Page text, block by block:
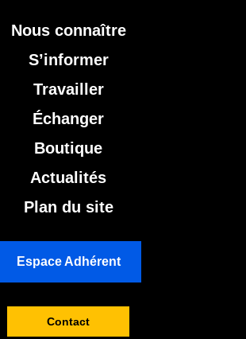
Nous connaître
S’informer
Travailler
Échanger
Boutique
Actualités
Plan du site
Espace Adhérent
Contact